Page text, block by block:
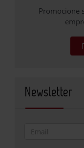
Promocione
Newsletter